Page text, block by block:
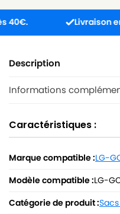
Livraison en
Description
Informations
Caractéristiques :
Marque compatible :LG-
Modèle compatible :LG-
Catégorie de produit :